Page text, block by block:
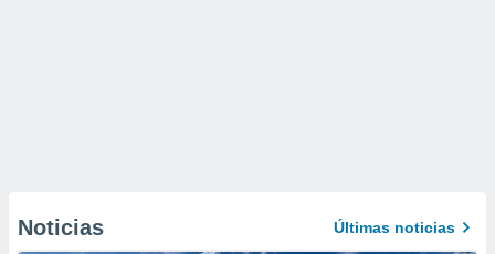
Noticias Últimas noticias